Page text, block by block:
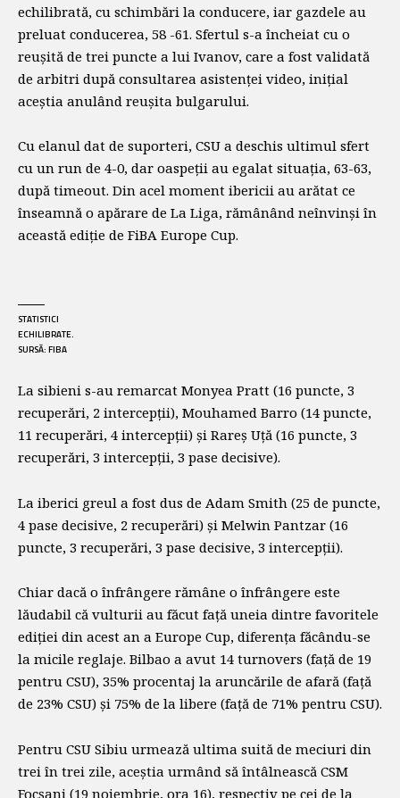
echilibrată, cu schimbări la conducere, iar gazdele au
preluat conducerea, 58 -61. Sfertul s-a încheiat cu o
reușită de trei puncte a lui Ivanov, care a fost validată
de arbitri după consultarea asistenței video, inițial
aceștia anulând reușita bulgarului.
Cu elanul dat de suporteri, CSU a deschis ultimul sfert
cu un run de 4-0, dar oaspeții au egalat situația, 63-63,
după timeout. Din acel moment ibericii au arătat ce
înseamnă o apărare de La Liga, rămânând neînvinși în
această ediție de FiBA Europe Cup.
STATISTICI
ECHILIBRATE.
SURSĂ: FIBA
La sibieni s-au remarcat Monyea Pratt (16 puncte, 3
recuperări, 2 intercepții), Mouhamed Barro (14 puncte,
11 recuperări, 4 intercepții) și Rareș Uță (16 puncte, 3
recuperări, 3 intercepții, 3 pase decisive).
La iberici greul a fost dus de Adam Smith (25 de puncte,
4 pase decisive, 2 recuperări) și Melwin Pantzar (16
puncte, 3 recuperări, 3 pase decisive, 3 intercepții).
Chiar dacă o înfrângere rămâne o înfrângere este
lăudabil că vulturii au făcut față uneia dintre favoritele
ediției din acest an a Europe Cup, diferența făcându-se
la micile reglaje. Bilbao a avut 14 turnovers (față de 19
pentru CSU), 35% procentaj la aruncările de afară (față
de 23% CSU) și 75% de la libere (față de 71% pentru CSU).
Pentru CSU Sibiu urmează ultima suită de meciuri din
trei în trei zile, aceștia urmând să întâlnească CSM
Focșani (19 noiembrie, ora 16), respectiv pe cei de la